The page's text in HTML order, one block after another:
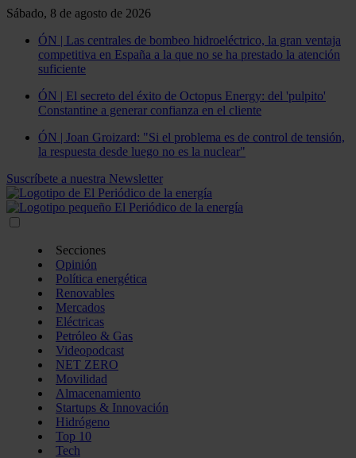
Sábado, 8 de agosto de 2026
ÓN | Las centrales de bombeo hidroeléctrico, la gran ventaja
competitiva en España a la que no se ha prestado la atención
suficiente
ÓN | El secreto del éxito de Octopus Energy: del 'pulpito'
Constantine a generar confianza en el cliente
ÓN | Joan Groizard: "Si el problema es de control de tensión,
la respuesta desde luego no es la nuclear"
Suscríbete a nuestra Newsletter
Secciones
Opinión
Política energética
Renovables
Mercados
Eléctricas
Petróleo & Gas
Videopodcast
NET ZERO
Movilidad
Almacenamiento
Startups & Innovación
Hidrógeno
Top 10
Tech